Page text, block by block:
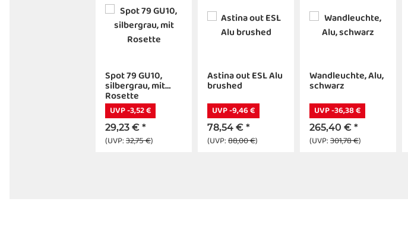
Spot 79 GU10,
silbergrau, mit
Rosette
UVP -3,52 €
29,23 € *
(UVP:32,75 €)
Astina out ESL Alu
brushed
UVP -9,46 €
78,54 € *
(UVP:88,00 €)
Wandleuchte, Alu,
schwarz
UVP -36,38 €
265,40 € *
(UVP:301,78 €)